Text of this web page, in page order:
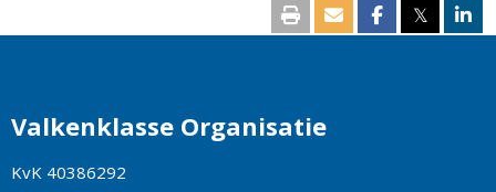
𝕏
Valkenklasse Organisatie
KvK 40386292